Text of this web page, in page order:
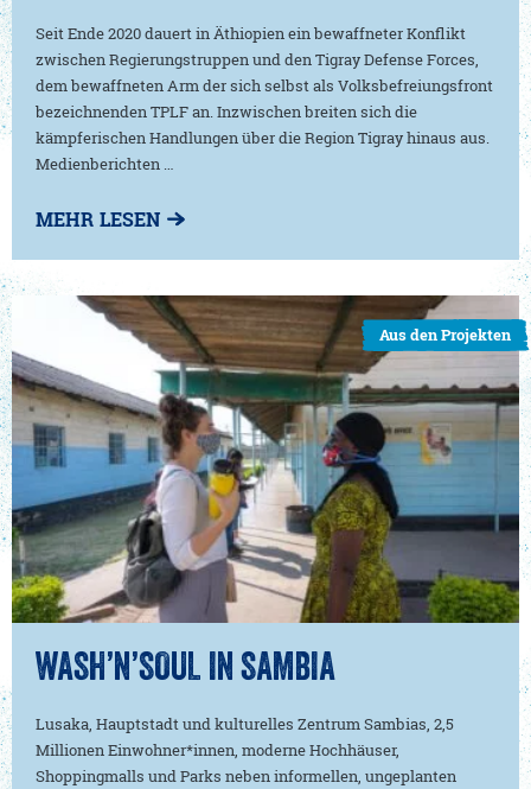
Seit Ende 2020 dauert in Äthiopien ein bewaffneter Konflikt
zwischen Regierungstruppen und den Tigray Defense Forces,
dem bewaffneten Arm der sich selbst als Volksbefreiungsfront
bezeichnenden TPLF an. Inzwischen breiten sich die
kämpferischen Handlungen über die Region Tigray hinaus aus.
Medienberichten …
MEHR LESEN
Aus den Projekten
WASH’N’SOUL IN SAMBIA
Lusaka, Hauptstadt und kulturelles Zentrum Sambias, 2,5
Millionen Einwohner*innen, moderne Hochhäuser,
Shoppingmalls und Parks neben informellen, ungeplanten